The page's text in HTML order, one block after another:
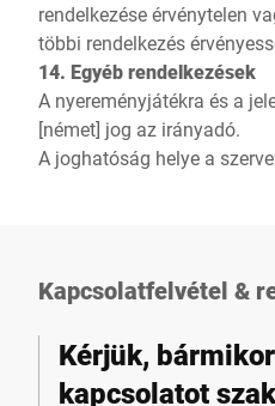
rendelkezése érvénytelen
többi rendelkezés
14. Egyéb rendelkezések
A nyereményjátékra és a
[német] jog az irányadó.
A joghatóság helye a
Kapcsolatfelvétel &
Kérjük,
kapcsolatot